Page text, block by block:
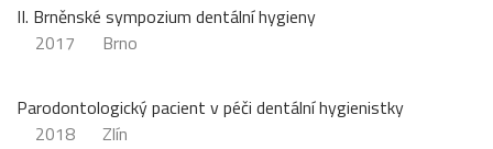
II. Brněnské sympozium dentální hygieny
2017
Brno
Parodontologický pacient v péči dentální hygienistky
2018
Zlín